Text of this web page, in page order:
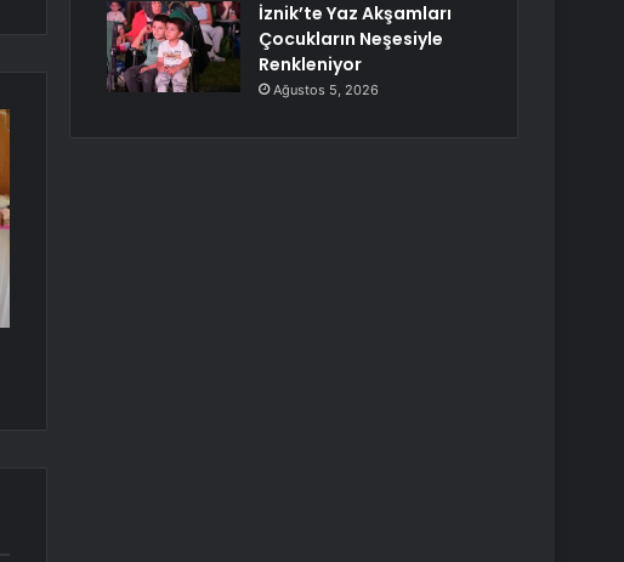
İznik’te Yaz Akşamları
Çocukların Neşesiyle
Renkleniyor
Ağustos 5, 2026